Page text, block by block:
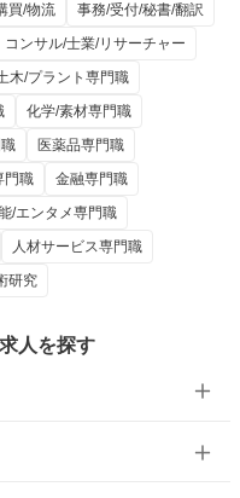
買/物流
事務/受付/秘書/翻訳
コンサル/士業/リサーチャー
木/プラント専門職
化学/素材専門職
医薬品専門職
門職
金融専門職
/エンタメ専門職
人材サービス専門職
研究
人を探す